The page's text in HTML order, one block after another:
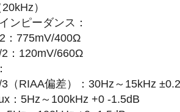
）
ンピーダンス：
：775mV/400Ω
：120mV/660Ω
（RIAA偏差）：30Hz～15kHz
：5Hz～100kHz +0 -1.5dB